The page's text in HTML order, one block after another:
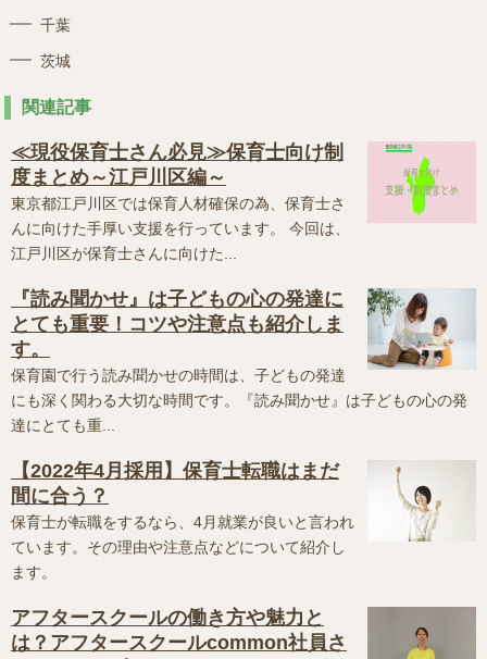
千葉
茨城
関連記事
≪現役保育士さん必見≫保育士向け制
度まとめ～江戸川区編～
東京都江戸川区では保育人材確保の為、保育士さ
んに向けた手厚い支援を行っています。 今回は、
江戸川区が保育士さんに向けた...
『読み聞かせ』は子どもの心の発達に
とても重要！コツや注意点も紹介しま
す。
保育園で行う読み聞かせの時間は、子どもの発達
にも深く関わる大切な時間です。『読み聞かせ』は子どもの心の発
達にとても重...
【2022年4月採用】保育士転職はまだ
間に合う？
保育士が転職をするなら、4月就業が良いと言われ
ています。その理由や注意点などについて紹介し
ます。
アフタースクールの働き方や魅力と
は？アフタースクールcommon社員さ